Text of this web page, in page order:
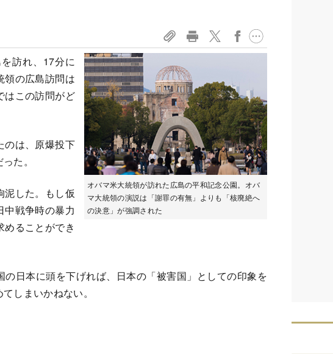
オバマ米大統領が訪れた広島の平和記念公園。オバ
マ大統領の演説は「謝罪の有無」よりも「核廃絶へ
の決意」が強調された
訪れ、17分に
領の広島訪問は
はこの訪問がど
のは、原爆投下
た。
した。もし仮
中戦争時の暴力
ることができ
日本に頭を下げれば、日本の「被害国」としての印象を
しまいかねない。